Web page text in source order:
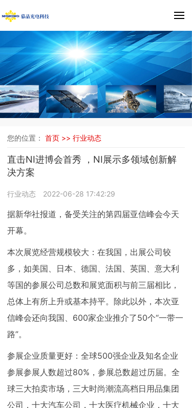
您的位置： 首页 >> 行业动态
直击NI进博会首秀 ，NI展示多领域创新解
决方案
行业动态 2022-06-28 17:42:29
据新华社报道，备受关注的第四届亚信峰会今天
开幕。
本次展览经营规模较大：在我国，出展公司较
多，如美国、日本、德国、法国、英国、意大利
等国的参展公司总数和展览面积与前三届相比，
总体上有所上升或基本持平。除此以外，本次亚
信峰会还向我国、600家企业推介了50个“一带一
路”。
参展企业质量更好：全球500强企业及知名企业
参展参展人数超过80%，参展总数超过历届。全
球三大拍卖市场，三大时尚潮流高档日用品集团
公司，十大汽车公司，十大医疗机械企业，十大